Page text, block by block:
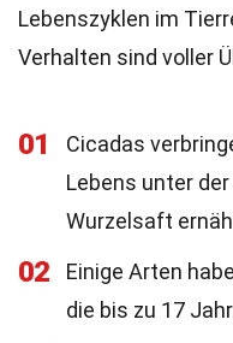
Lebenszyklen im
Verhalten sind voller
01
Cicadas
Lebens unter
Wurzelsaft
02
Einige Arten
die bis zu 17